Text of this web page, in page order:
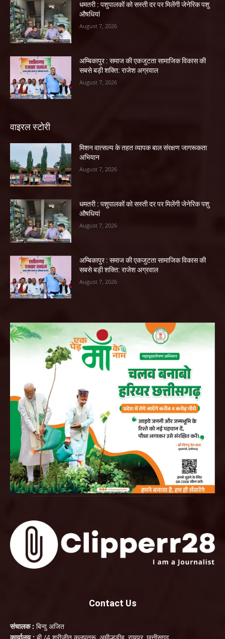
धमतरी : पशुपालकों को सस्ती दर पर मिलेंगी जेनेरिक पशु
औषधियां
August 7, 2026
अम्बिकापुर : समाज की एकजुटता सामाजिक विकास की
सबसे बड़ी शक्ति: राजेश अग्रवाल
August 7, 2026
वाइरल स्टोरी
मिशन वात्सल्य के तहत व्यापक बाल संरक्षण जागरूकता
अभियान
August 7, 2026
धमतरी : पशुपालकों को सस्ती दर पर मिलेंगी जेनेरिक पशु
औषधियां
August 7, 2026
अम्बिकापुर : समाज की एकजुटता सामाजिक विकास की
सबसे बड़ी शक्ति: राजेश अग्रवाल
August 7, 2026
Contact Us
संचालक : बिन्दु अजित
कार्यालय : बी./4 श्रीजीत कलपतरू, अमील्हडीह, रायपुर, छत्तीसगढ़